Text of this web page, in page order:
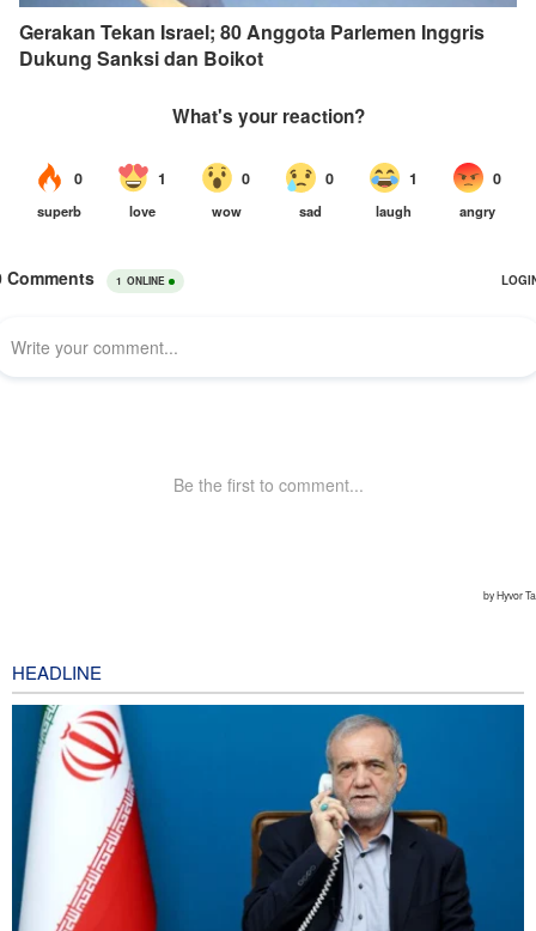
Gerakan Tekan Israel; 80 Anggota Parlemen Inggris
Dukung Sanksi dan Boikot
HEADLINE